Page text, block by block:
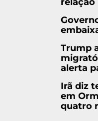
Trump
alerta
Irã diz
em
quatro